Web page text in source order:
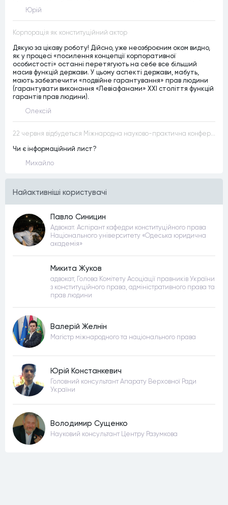
Юрій
Корпорація як конституційний актор
Дякую за цікаву роботу! Дійсно, уже неозброєним оком видно,
як у процесі «посилення концепції корпоративної
особистості» останні перетягують на себе все більший
масив функцій держави. У цьому аспекті держави, мабуть,
мають забезпечити «подвійне гарантування» прав людини
(гарантувати виконання «Левіафанами» ХХІ століття функцій
гарантів прав людини).
Олексій
22 червня відбудеться Міжнародна науково-практична конференція “Конституційна демократія в умовах загроз територіальній цілісності та національній безпеці”
Чи є інформаційний лист?
Михайло
Найактивнiшi користувачi
Павло Синицин
Адвокат. Аспірант кафедри конституційного права
Національного університету «Одеська юридична
академія»
Микита Жуков
адвокат, Голова Комітету Асоціації правників України
з конституційного права, адміністративного права та
прав людини
Валерій Желнін
Магістр міжнародного та національного права
Юрій Констанкевич
Головний консультант Апарату Верховної Ради
України
Володимир Сущенко
Науковий консультант Центру Разумкова